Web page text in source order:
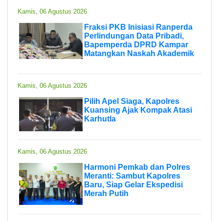
Kamis, 06 Agustus 2026
Fraksi PKB Inisiasi Ranperda
Perlindungan Data Pribadi,
Bapemperda DPRD Kampar
Matangkan Naskah Akademik
Kamis, 06 Agustus 2026
Pilih Apel Siaga, Kapolres
Kuansing Ajak Kompak Atasi
Karhutla
Kamis, 06 Agustus 2026
Harmoni Pemkab dan Polres
Meranti: Sambut Kapolres
Baru, Siap Gelar Ekspedisi
Merah Putih